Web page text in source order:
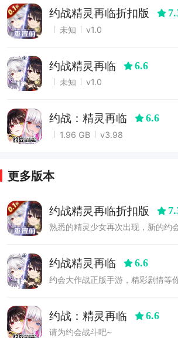
约战精灵再临折扣版
未知 v1.0
约战精灵再临 6.6
未知 v1.0
约战：精灵再临 6.6
1.96 GB v3.98
更多版本
约战精灵再临折扣版
熟悉的精灵少女再次出现，新的约
约战精灵再临 6.6
约会大作战正版手游，精彩剧情等
约战：精灵再临 6.6
请为约会战斗吧~